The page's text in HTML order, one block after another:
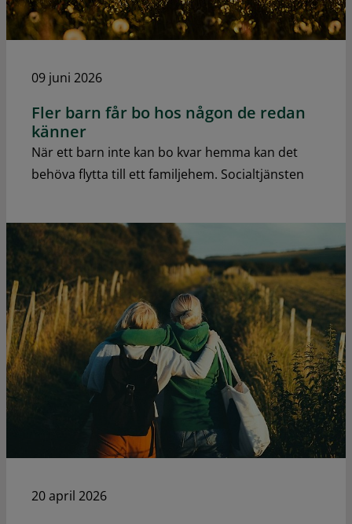
09 juni 2026
Fler barn får bo hos någon de redan
känner
När ett barn inte kan bo kvar hemma kan det
behöva flytta till ett familjehem. Socialtjänsten
20 april 2026